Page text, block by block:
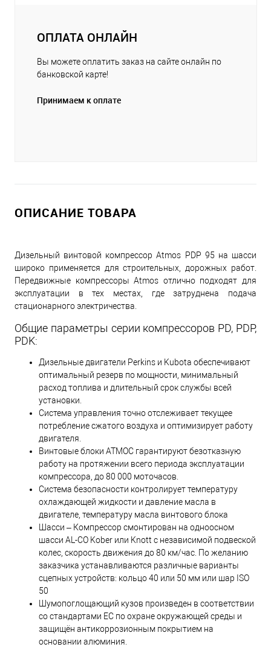
ОПЛАТА ОНЛАЙН
Вы можете оплатить заказ на сайте онлайн по
банковской карте!
Принимаем к оплате
ОПИСАНИЕ ТОВАРА
Дизельный винтовой компрессор Atmos PDP 95 на шасси
широко применяется для строительных, дорожных работ.
Передвижные компрессоры Atmos отлично подходят для
эксплуатации в тех местах, где затруднена подача
стационарного электричества.
Общие параметры серии компрессоров PD, PDP,
PDK:
Дизельные двигатели Perkins и Kubota обеспечивают
оптимальный резерв по мощности, минимальный
расход топлива и длительный срок службы всей
установки.
Cистема управления точно отслеживает текущее
потребление сжатого воздуха и оптимизирует работу
двигателя.
Винтовые блоки ATMOС гарантируют безотказную
работу на протяжении всего периода эксплуатации
компрессора, до 80 000 моточасов.
Система безопасности контролирует температуру
охлаждающей жидкости и давление масла в
двигателе, температуру масла винтового блока
Шасси – Компрессор смонтирован на одноосном
шасси AL-CO Kober или Knott с независимой подвеской
колес, скорость движения до 80 км/час. По желанию
заказчика устанавливаются различные варианты
сцепных устройств: кольцо 40 или 50 мм или шар ISO
50
Шумопоглощающий кузов произведен в соответствии
со стандартами ЕС по охране окружающей среды и
защищён антикоррозионным покрытием на
основании алюминия.